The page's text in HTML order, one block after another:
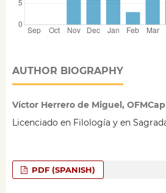
AUTHOR BIOGRAPHY
Víctor Herrero de Miguel, OFMCap
Licenciado en Filología y en
PDF (SPANISH)